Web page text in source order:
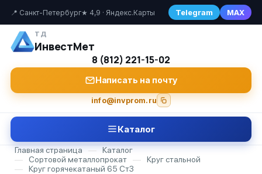
📍 Санкт-Петербург★ 4,9 · Яндекс.Карты Telegram MAX
ТД
ИнвестМет
8 (812) 221-15-02
Написать на почту
info@invprom.ru
Каталог
Главная страница —
Каталог
—
Сортовой металлопрокат —
Круг стальной
—
Круг горячекатаный 65 Ст3